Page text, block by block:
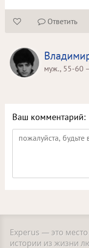
  Ответить
муж., 55-60
Ваш комментарий:
Experus — это
истории из жизни